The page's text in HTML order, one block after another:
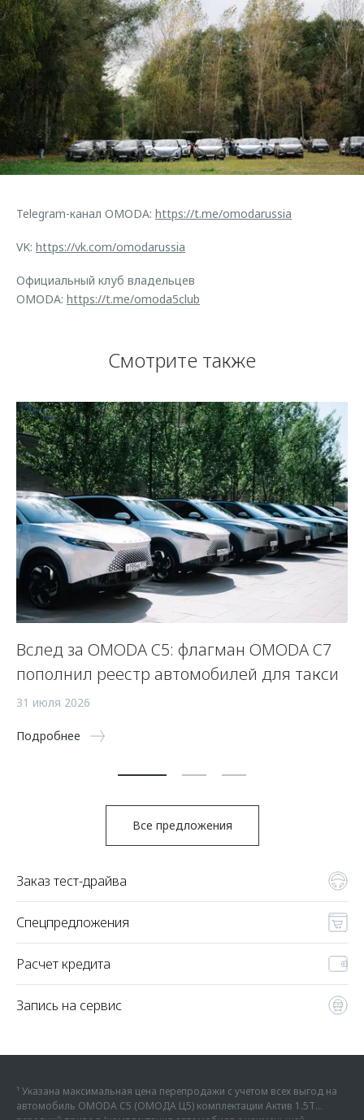
Telegram-канал OMODA: https://t.me/omodarussia
VK: https://vk.com/omodarussia
Официальный клуб владельцев
OMODA: https://t.me/omoda5club
Смотрите также
Вслед за OMODA C5: флагман OMODA C7
пополнил реестр автомобилей для такси
31 июля 2026
Подробнее
Все предложения
Заказ тест-драйва
Спецпредложения
Расчет кредита
Запись на сервис
¹ Указана максимальная цена перепродажи с учетом всех выгод на
автомобиль OMODA C5 (ОМОДА Ц5) комплектации Актив 1.5Т